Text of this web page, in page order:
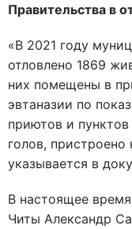
Правительства в
«В 2021 году
отловлено 1869
них помещены в
эвтаназии по
приютов и
голов,
указывается в
В настоящее
Читы Александр